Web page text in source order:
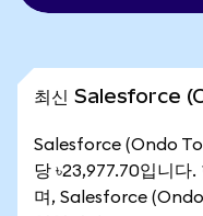
최신 Salesforce
Salesforce (Ondo
당 ৳23,977.70입니다.
며, Salesforce